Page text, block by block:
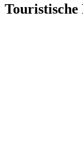
Touristische